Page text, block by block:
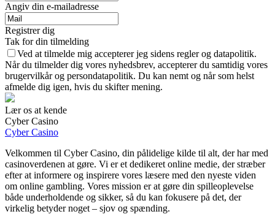
Angiv din e-mailadresse
Registrer dig
Tak for din tilmelding
Ved at tilmelde mig accepterer jeg sidens regler og datapolitik.
Når du tilmelder dig vores nyhedsbrev, accepterer du samtidig vores
brugervilkår og persondatapolitik. Du kan nemt og når som helst
afmelde dig igen, hvis du skifter mening.
Lær os at kende
Cyber Casino
Cyber Casino
Velkommen til Cyber Casino, din pålidelige kilde til alt, der har med
casinoverdenen at gøre. Vi er et dedikeret online medie, der stræber
efter at informere og inspirere vores læsere med den nyeste viden
om online gambling. Vores mission er at gøre din spilleoplevelse
både underholdende og sikker, så du kan fokusere på det, der
virkelig betyder noget – sjov og spænding.